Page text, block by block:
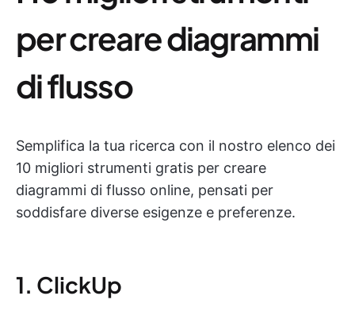
per creare diagrammi
di flusso
Semplifica la tua ricerca con il nostro elenco dei
10 migliori strumenti gratis per creare
diagrammi di flusso online, pensati per
soddisfare diverse esigenze e preferenze.
1. ClickUp